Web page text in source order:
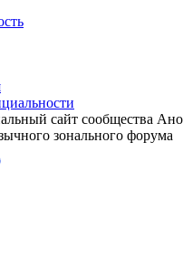
сайт сообщества
зонального форума